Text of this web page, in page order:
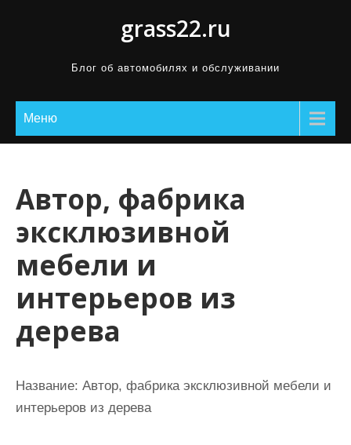
а
grass22.ru
Блог об автомобилях и обслуживании
Меню
Автор, фабрика
эксклюзивной
мебели и
интерьеров из
дерева
Название: Автор, фабрика эксклюзивной мебели и
интерьеров из дерева